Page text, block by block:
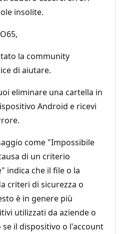
insolite.
la community
di aiutare.
eliminare una cartella in
Android e ricevi
come "Impossibile
di un criterio
indica che il file o la
criteri di sicurezza o
è in genere più
utilizzati da aziende o
il dispositivo o l'account